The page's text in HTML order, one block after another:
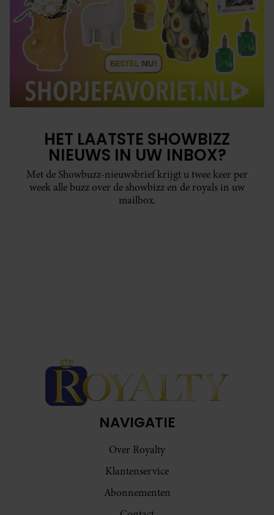
HET LAATSTE SHOWBIZZ
NIEUWS IN UW INBOX?
Met de Showbuzz-nieuwsbrief krijgt u twee keer per
week alle buzz over de showbizz en de royals in uw
mailbox.
NAVIGATIE
Over Royalty
Klantenservice
Abonnementen